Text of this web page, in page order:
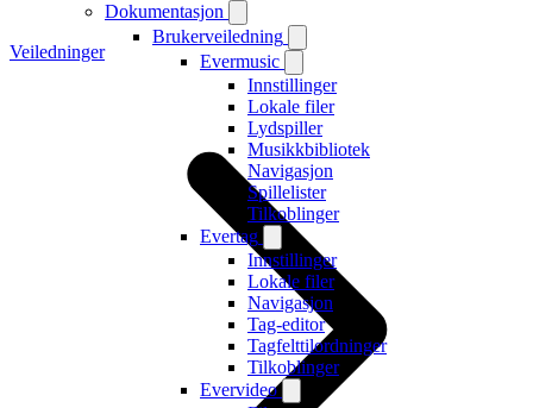
Dokumentasjon
Brukerveiledning
Evermusic
Innstillinger
Lokale filer
Lydspiller
Musikkbibliotek
Navigasjon
Spillelister
Tilkoblinger
Evertag
Innstillinger
Lokale filer
Navigasjon
Tag-editor
Tagfelttilordninger
Tilkoblinger
Evervideo
Veiledninger